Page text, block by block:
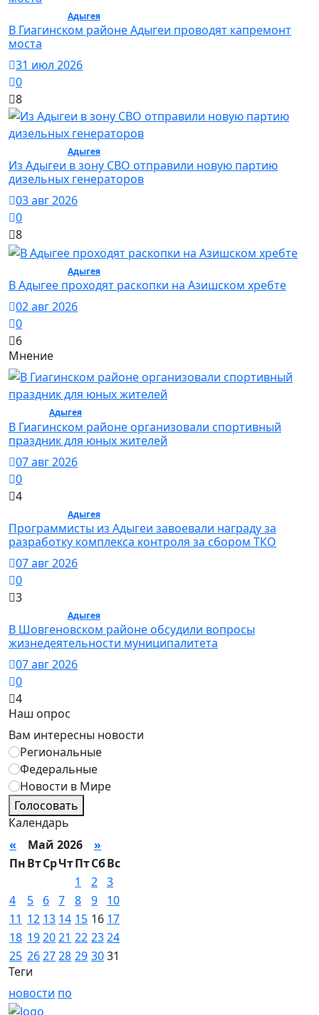
Адыгея/ Общество
В Гиагинском районе Адыгеи проводят капремонт
моста
31 июл 2026
0
8
Адыгея/ Общество
Из Адыгеи в зону СВО отправили новую партию
дизельных генераторов
03 авг 2026
0
8
Адыгея/ Общество
В Адыгее проходят раскопки на Азишском хребте
02 авг 2026
0
6
Мнение
Адыгея/ Спорт
В Гиагинском районе организовали спортивный
праздник для юных жителей
07 авг 2026
0
4
Адыгея/ Общество
Программисты из Адыгеи завоевали награду за
разработку комплекса контроля за сбором ТКО
07 авг 2026
0
3
Адыгея/ Общество
В Шовгеновском районе обсудили вопросы
жизнедеятельности муниципалитета
07 авг 2026
0
4
Наш опрос
Вам интересны новости
Региональные
Федеральные
Новости в Мире
Голосовать
Календарь
« Май 2026 »
ПнВтСрЧтПтСбВс
1
2 3
4
5 6 7 8 9
10
11 12 13 14 15 16 17
18 192021 22 2324
25 262728 29 3031
Теги
новости по